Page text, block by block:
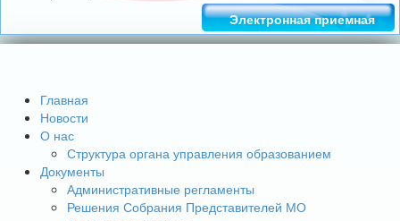
Электронная приемная
Главная
Новости
О нас
Структура органа управления образованием
Документы
Административные регламенты
Решения Собрания Представителей МО